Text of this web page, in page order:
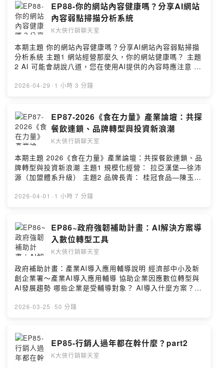
EP88-你的網站內容健康嗎？分享AI網站
內容弱點掃描分析系統
K大俠行銷聊天室
本期主題 你的網站內容健康嗎？分享AI網站內容弱點掃描
分析系統 主題1 網站經營那麼久，你的網站健康嗎？ 主題
2 AI 可能會胡說八道，您在使用AI提供的內容時應注意 主
網站內容弱點頁面列表 主題6 針對內容弱點頁面 產出優化
2026-04-29 · 1 小時 3 分鐘
EP87-2026《食在力量》產業論壇：共探
餐飲連鎖、品牌轉型與投資新浪潮
K大俠行銷聊天室
本期主題 2026《食在力量》產業論壇：共探餐飲連鎖、品
牌轉型與投資新浪潮 主題1 規模化經營： 拉亞漢堡—徐沛
源（加盟體系升級） 主題2 品牌長青： 桂冠食品—陳玉翎
集團—陳予澤（從火鍋到多品牌策略） 主題4 代理實務：
題6 資本布局： 天帷企管—林剛羽（餐飲業投資併購動
向） 下期主題 你的網站內容健康嗎？分享AI網站內容弱點
掃描分析系統 --Hosting provided by SoundOn
2026-04-01 · 1 小時 7 分鐘
EP86~政府強韌補助計畫：AI解決方案導
入數位轉型工具
K大俠行銷聊天室
政府補助計畫：產業AI導入應用輔導說明 經濟部中小及新
創企業署～產業AI導入應用輔導 協助企業因應數位轉型與
AI發展趨勢 哪些企業是受輔導對象？ AI導入什麼方案？
壇：共探餐飲連鎖、品牌轉型與投資新浪潮 --Hosting
2026-03-25 · 50 分鐘
EP85-行銷人過年都在幹什麼？part2
K大俠行銷聊天室